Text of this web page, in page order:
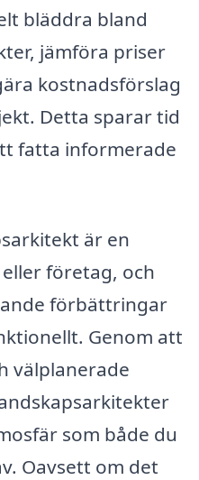
bläddra bland
jämföra priser
kostnadsförslag
Detta sparar tid
fatta informerade
är en
företag, och
förbättringar
Genom att
välplanerade
som både du
Oavsett om det